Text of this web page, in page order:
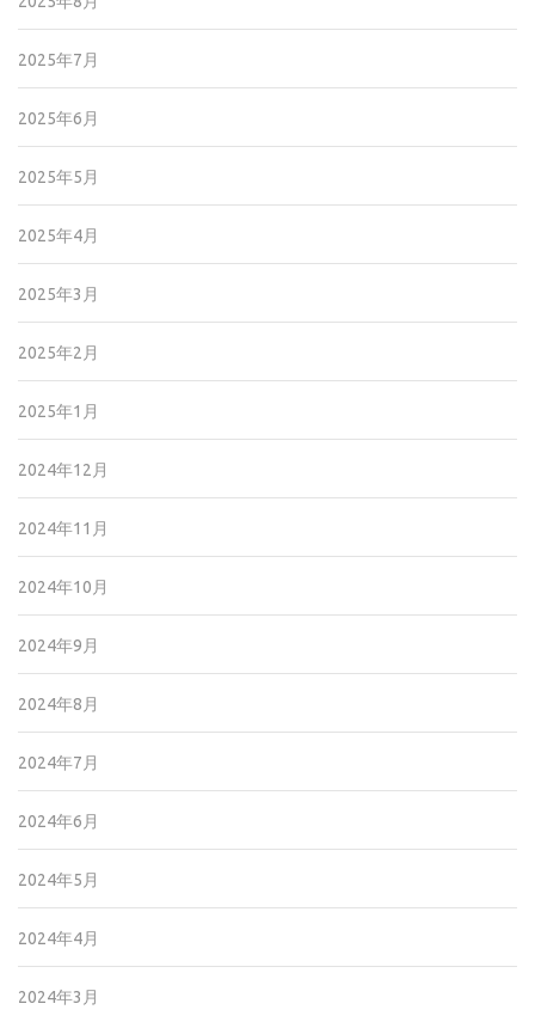
2025年7月
2025年6月
2025年5月
2025年4月
2025年3月
2025年2月
2025年1月
2024年12月
2024年11月
2024年10月
2024年9月
2024年8月
2024年7月
2024年6月
2024年5月
2024年4月
2024年3月